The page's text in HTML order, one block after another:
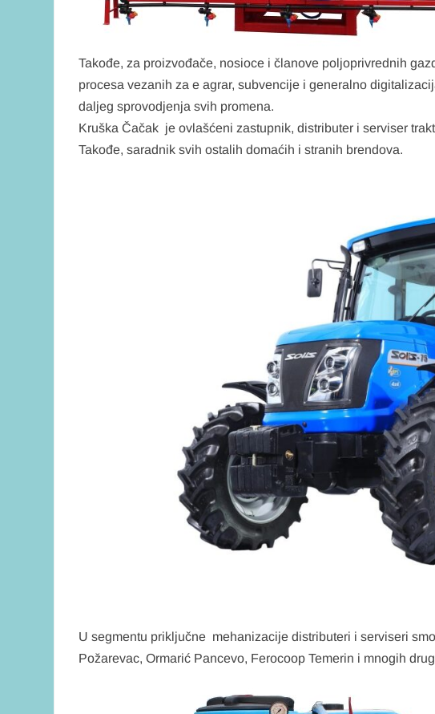
Takođe, za proizvođače, nosioce i članove poljoprivrednih
procesa vezanih za e agrar, subvencije i generalno
daljeg sprovodjenja svih promena.
Kruška Čačak je ovlašćeni zastupnik, distributer i serviser
Takođe, saradnik svih ostalih domaćih i stranih brendova.
U segmentu priključne mehanizacije distributeri i serviseri
Požarevac, Ormarić Pancevo, Ferocoop Temerin i mnogih